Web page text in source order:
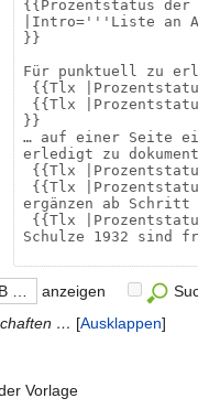
… anzeigen
…
Ausklappen
Vorlage